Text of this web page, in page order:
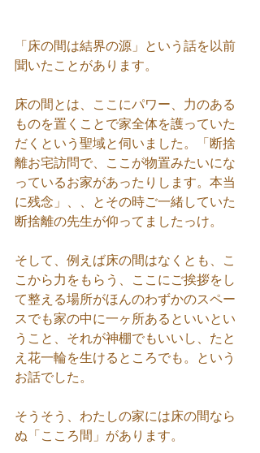
「床の間は結界の源」という話を以前
聞いたことがあります。
床の間とは、ここにパワー、力のある
ものを置くことで家全体を護っていた
だくという聖域と伺いました。「断捨
離お宅訪問で、ここが物置みたいにな
っているお家があったりします。本当
に残念」、、とその時ご一緒していた
断捨離の先生が仰ってましたっけ。
そして、例えば床の間はなくとも、こ
こから力をもらう、ここにご挨拶をし
て整える場所がほんのわずかのスペー
スでも家の中に一ヶ所あるといいとい
うこと、それが神棚でもいいし、たと
え花一輪を生けるところでも。という
お話でした。
そうそう、わたしの家には床の間なら
ぬ「こころ間」があります。